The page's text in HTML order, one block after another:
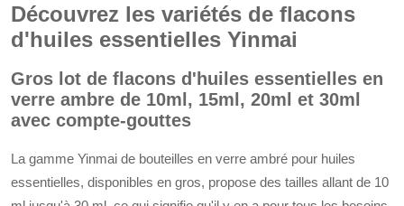
Découvrez les variétés de flacons
d'huiles essentielles Yinmai
Gros lot de flacons d'huiles essentielles en
verre ambre de 10ml, 15ml, 20ml et 30ml
avec compte-gouttes
La gamme Yinmai de bouteilles en verre ambré pour huiles
essentielles, disponibles en gros, propose des tailles allant de 10